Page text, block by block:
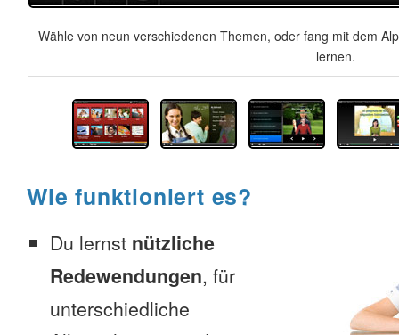
Wähle von neun verschiedenen Themen, oder fang mit dem
lernen.
Wie funktioniert es?
Du lernst nützliche
Redewendungen, für
unterschiedliche